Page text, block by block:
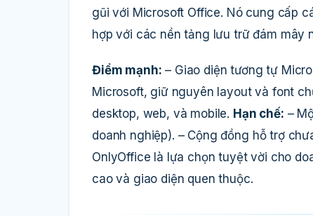
gũi với Microsoft Office. Nó cung cấp
hợp với các nền tảng lưu trữ đám mây
Điểm mạnh: – Giao diện tương tự
Microsoft, giữ nguyên layout và font
desktop, web, và mobile. Hạn chế: –
doanh nghiệp). – Cộng đồng hỗ trợ
OnlyOffice là lựa chọn tuyệt vời cho
cao và giao diện quen thuộc.